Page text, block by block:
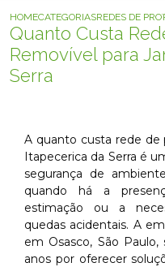
HOMECATEGORIASREDES DE
Quanto Custa
Removível para
Serra
A quanto custa rede de
Itapecerica da Serra é
segurança de
quando há a
estimação ou a
quedas acidentais. A
em Osasco, São
anos por oferecer